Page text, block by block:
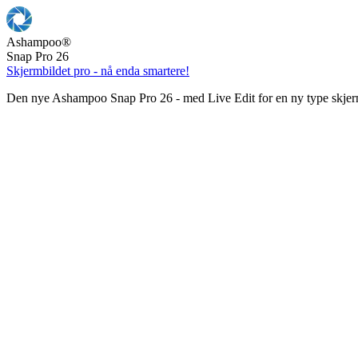
Ashampoo®
Snap Pro 26
Skjermbildet pro - nå enda smartere!
Den nye Ashampoo Snap Pro 26 - med Live Edit for en ny type